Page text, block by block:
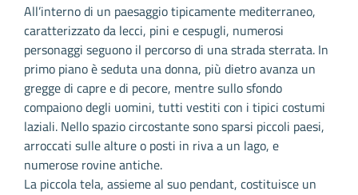
All’interno di un paesaggio tipicamente mediterraneo,
caratterizzato da lecci, pini e cespugli, numerosi
personaggi seguono il percorso di una strada sterrata. In
primo piano è seduta una donna, più dietro avanza un
gregge di capre e di pecore, mentre sullo sfondo
compaiono degli uomini, tutti vestiti con i tipici costumi
laziali. Nello spazio circostante sono sparsi piccoli paesi,
arroccati sulle alture o posti in riva a un lago, e
numerose rovine antiche.
La piccola tela, assieme al suo pendant, costituisce un